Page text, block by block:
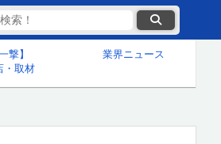
撃】
・取材
業界ニュース